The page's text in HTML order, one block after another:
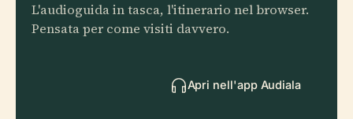
L'audioguida in tasca, l'itinerario nel browser.
Pensata per come visiti davvero.
Apri nell'app Audiala